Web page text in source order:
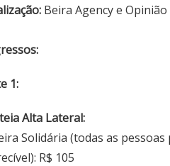
Beira Agency e
1:
Alta Lateral:
Solidária (todas as
R$ 105